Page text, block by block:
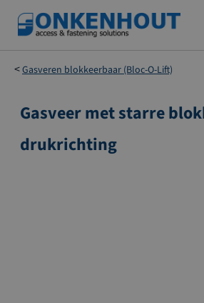
Ga
naar
de
inhoud
Gasveren blokkeerbaar (Bloc-O-Lift)
Ga
het
Gasveer met starre
drukrichting